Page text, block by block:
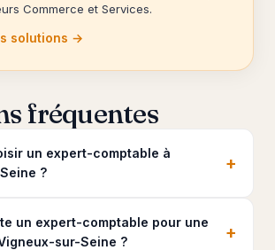
Commerce et Services.
solutions →
fréquentes
un expert-comptable à
?
+
un expert-comptable pour une
sur-Seine ?
+